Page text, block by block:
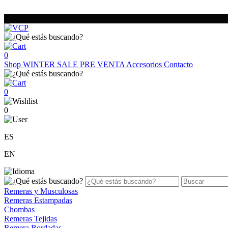
0
Shop WINTER SALE PRE VENTA Accesorios Contacto
0
0
ES
EN
Remeras y Musculosas
Remeras Estampadas
Chombas
Remeras Tejidas